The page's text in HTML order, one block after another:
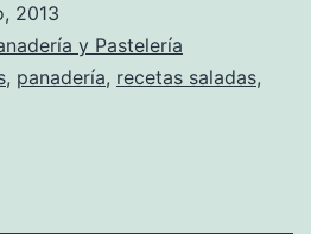
2013
y Pastelería
, panadería, recetas saladas,